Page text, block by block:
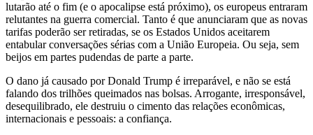
lutarão até o fim (e o apocalipse está próximo), os europeus entraram
relutantes na guerra comercial. Tanto é que anunciaram que as novas
tarifas poderão ser retiradas, se os Estados Unidos aceitarem
entabular conversações sérias com a União Europeia. Ou seja, sem
beijos em partes pudendas de parte a parte.
O dano já causado por Donald Trump é irreparável, e não se está
falando dos trilhões queimados nas bolsas. Arrogante, irresponsável,
desequilibrado, ele destruiu o cimento das relações econômicas,
internacionais e pessoais: a confiança.